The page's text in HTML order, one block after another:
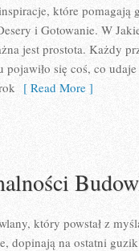
które pomagają
i Gotowanie. W
jest prostota. Każdy
pojawiło się coś, co
[ Read More ]
który powstał z
dopinają na ostatni